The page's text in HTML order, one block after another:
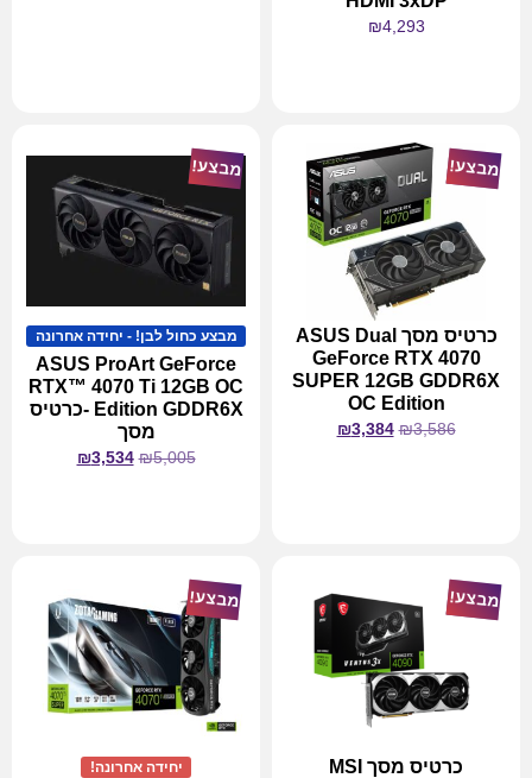
₪4,293
מבצע!
כרטיס מסך ASUS Dual
GeForce RTX 4070
SUPER 12GB GDDR6X
OC Edition
₪3,586
₪3,384
מבצע!
מבצע כחול לבן! - יחידה אחרונה
ASUS ProArt GeForce
RTX™ 4070 Ti 12GB OC
Edition GDDR6X -כרטיס
מסך
₪5,005
₪3,534
מבצע!
כרטיס מסך MSI
מבצע!
יחידה אחרונה!